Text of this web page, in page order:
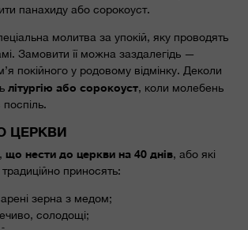
панахиду або сорокоуст.
молитва за упокій, яку проводять
Замовити її можна заздалегідь —
покійного у родовому відмінку. Деколи
літургію або сорокоуст, коли молебень
ЦЕРКВИ
що нести до церкви на 40 днів, або які
приносять:
зерна з медом;
солодощі;